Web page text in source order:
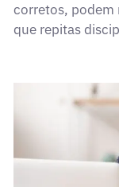
corretos, podem
que repitas